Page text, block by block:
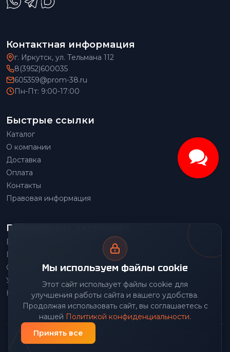
Мы используем файлы cookie
Этот сайт использует файлы cookie для
улучшения работы сайта и вашего удобства.
Продолжая использовать сайт, вы соглашаетесь с
нашей Политикой конфиденциальности.
Принять все
Контактная информация
г. Иркутск, ул. Тельмана 112
8(3952)600035
605359@prom-38.ru
Пн-Пт: 9:00-17:00
Быстрые ссылки
Каталог
О компании
Доставка
Оплата
Контакты
Правовая информация
Популярные категории
Весовое оборудование
Грузоподъемное оборудование
Складское оборудование
Упаковочное оборудование
Наше производство
© 2026 Передовой Центр снабжения. Все права